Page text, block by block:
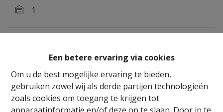
Een betere ervaring via cookies
Om u de best mogelijke ervaring te bieden,
gebruiken zowel wij als derde partijen technologieën
zoals cookies om toegang te krijgen tot
apparaatinformatie en/of deze op te slaan. Door in te
1
sur-Sûre bevindt zich deze charmante woning in
natuursteen, bestaande uit een inkomhal, een keuken
en een ruime woon- en eetkamer met een pelletkachel.
Op de verdieping bevinden zich twee doorloopkamers
en een badkamer.